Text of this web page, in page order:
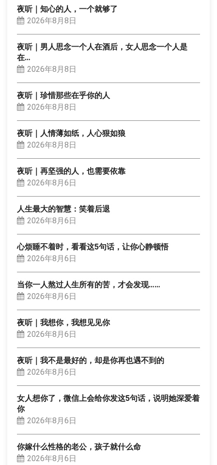
夜听｜知心的人，一个就够了
2026年8月8日
夜听｜男人思念一个人在酒后，女人思念一个人是
在…
2026年8月8日
夜听｜珍惜那些在乎你的人
2026年8月8日
夜听｜人情薄如纸，人心狠如狼
2026年8月8日
夜听｜再坚强的人，也需要依靠
2026年8月6日
人生最大的智慧：笑着后退
2026年8月6日
心烦睡不着时，看看这5句话，让你心静顿悟
2026年8月6日
当你一人熬过人生所有的苦，才会发现……
2026年8月6日
夜听｜我想你，我想见见你
2026年8月6日
夜听｜我不是最好的，却是你再也遇不到的
2026年8月6日
女人想你了，微信上会给你发这5句话，说明她深爱着
你
2026年8月6日
你嫁什么性格的老公，孩子就什么命
2026年8月6日